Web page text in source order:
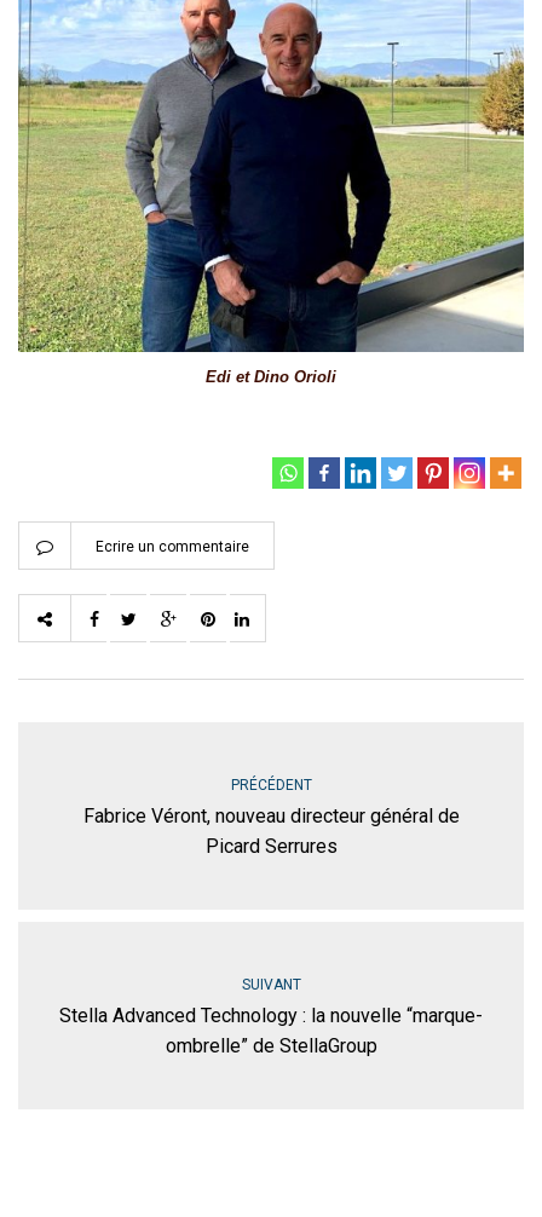
Edi et Dino Orioli
Ecrire un commentaire
PRÉCÉDENT
Fabrice Véront, nouveau directeur général de
Picard Serrures
SUIVANT
Stella Advanced Technology : la nouvelle “marque-
ombrelle” de StellaGroup